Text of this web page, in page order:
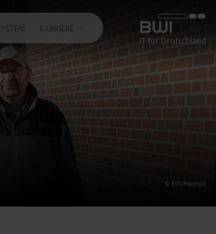
KARRIERE
BWI GmbH
© BWI/Paschold